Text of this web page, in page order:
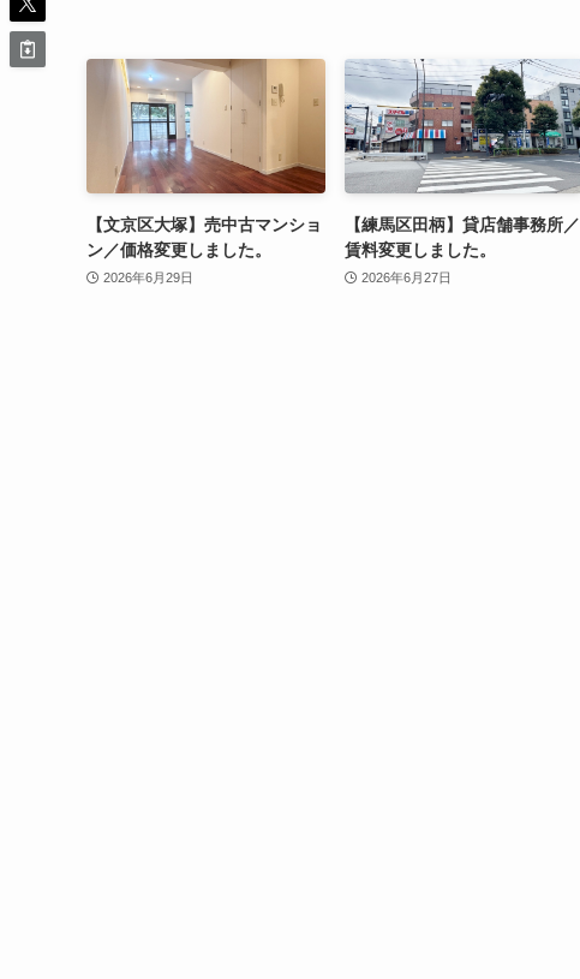
【文京区大塚】売中古マンショ
ン／価格変更しました。
2026年6月29日
【練馬区田柄】貸店舗事務所／
賃料変更しました。
2026年6月27日